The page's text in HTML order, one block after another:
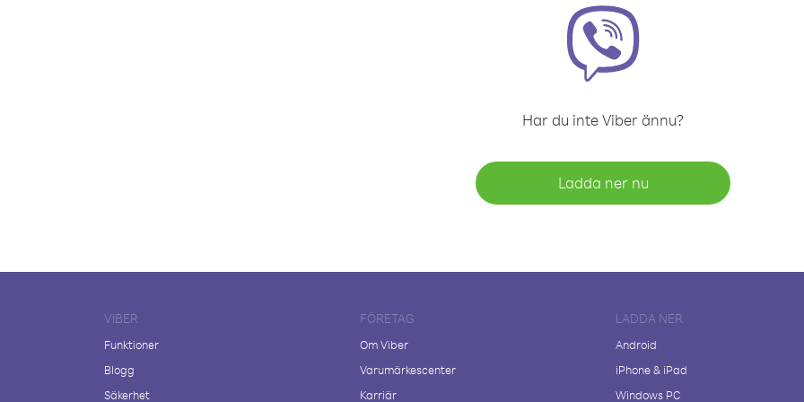
Har du inte Viber ännu?
Ladda ner nu
VIBER
Funktioner
Blogg
Säkerhet
FÖRETAG
Om Viber
Varumärkescenter
Karriär
LADDA NER
Android
iPhone & iPad
Windows PC